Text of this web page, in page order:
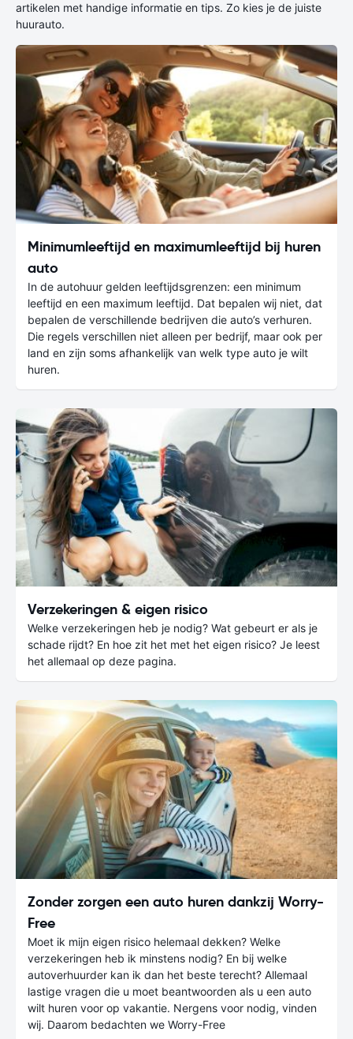
artikelen met handige informatie en tips. Zo kies je de juiste
huurauto.
Minimumleeftijd en maximumleeftijd bij huren
auto
In de autohuur gelden leeftijdsgrenzen: een minimum
leeftijd en een maximum leeftijd. Dat bepalen wij niet, dat
bepalen de verschillende bedrijven die auto’s verhuren.
Die regels verschillen niet alleen per bedrijf, maar ook per
land en zijn soms afhankelijk van welk type auto je wilt
huren.
Verzekeringen & eigen risico
Welke verzekeringen heb je nodig? Wat gebeurt er als je
schade rijdt? En hoe zit het met het eigen risico? Je leest
het allemaal op deze pagina.
Zonder zorgen een auto huren dankzij Worry-
Free
Moet ik mijn eigen risico helemaal dekken? Welke
verzekeringen heb ik minstens nodig? En bij welke
autoverhuurder kan ik dan het beste terecht? Allemaal
lastige vragen die u moet beantwoorden als u een auto
wilt huren voor op vakantie. Nergens voor nodig, vinden
wij. Daarom bedachten we Worry-Free